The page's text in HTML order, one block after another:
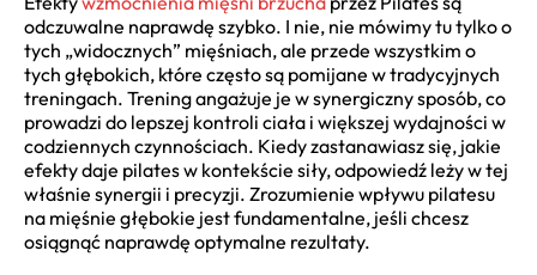
odczuwalne naprawdę szybko. I nie, nie mówimy tu tylko o
tych „widocznych” mięśniach, ale przede wszystkim o
tych głębokich, które często są pomijane w tradycyjnych
treningach. Trening angażuje je w synergiczny sposób, co
prowadzi do lepszej kontroli ciała i większej wydajności w
codziennych czynnościach. Kiedy zastanawiasz się, jakie
efekty daje pilates w kontekście siły, odpowiedź leży w tej
właśnie synergii i precyzji. Zrozumienie wpływu pilatesu
na mięśnie głębokie jest fundamentalne, jeśli chcesz
osiągnąć naprawdę optymalne rezultaty.